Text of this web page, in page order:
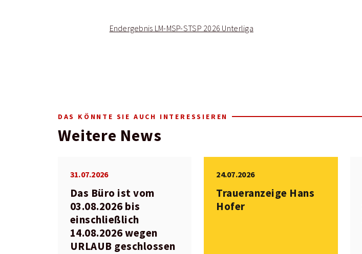
Endergebnis LM-MSP-STSP 2026 Unterliga
DAS KÖNNTE SIE AUCH INTERESSIEREN
Weitere News
31.07.2026
Das Büro ist vom
03.08.2026 bis
einschließlich
14.08.2026 wegen
URLAUB geschlossen
24.07.2026
Traueranzeige Hans
Hofer